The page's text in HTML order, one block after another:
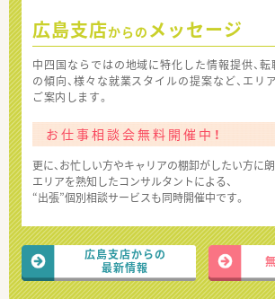
広島支店からの メッセージ
中四国ならではの地域に特化した情報提供、転
の傾向、様々な就業スタイルの提案など、エリ
ご案内します。
お仕事相談会無料開催中！
更に、お忙しい方やキャリアの棚卸がしたい方に
エリアを熟知したコンサルタントによる、
“出張”個別相談サービスも同時開催中です。
広島支店からの
最新情報